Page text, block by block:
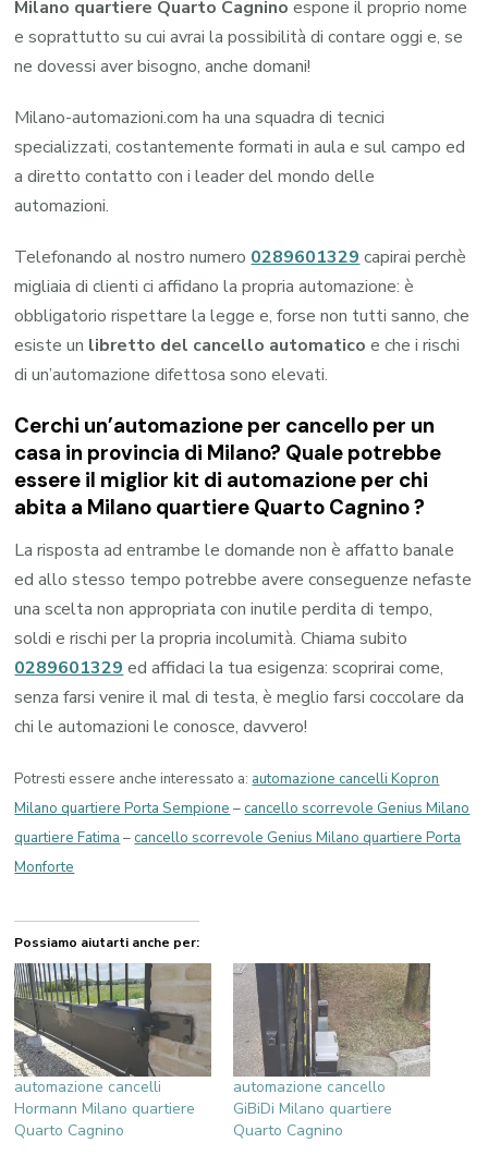
Milano quartiere Quarto Cagnino espone il proprio nome
e soprattutto su cui avrai la possibilità di contare oggi e, se
ne dovessi aver bisogno, anche domani!
Milano-automazioni.com ha una squadra di tecnici
specializzati, costantemente formati in aula e sul campo ed
a diretto contatto con i leader del mondo delle
automazioni.
Telefonando al nostro numero 0289601329 capirai perchè
migliaia di clienti ci affidano la propria automazione: è
obbligatorio rispettare la legge e, forse non tutti sanno, che
esiste un libretto del cancello automatico e che i rischi
di un’automazione difettosa sono elevati.
Cerchi un’automazione per cancello per un
casa in provincia di Milano? Quale potrebbe
essere il miglior kit di automazione per chi
abita a Milano quartiere Quarto Cagnino?
La risposta ad entrambe le domande non è affatto banale
ed allo stesso tempo potrebbe avere conseguenze nefaste
una scelta non appropriata con inutile perdita di tempo,
soldi e rischi per la propria incolumità. Chiama subito
0289601329 ed affidaci la tua esigenza: scoprirai come,
senza farsi venire il mal di testa, è meglio farsi coccolare da
chi le automazioni le conosce, davvero!
Potresti essere anche interessato a: automazione cancelli Kopron
Milano quartiere Porta Sempione –cancello scorrevole Genius Milano
quartiere Fatima –cancello scorrevole Genius Milano quartiere Porta
Monforte
Possiamo aiutarti anche per:
automazione cancelli
Hormann Milano quartiere
Quarto Cagnino
automazione cancello
GiBiDi Milano quartiere
Quarto Cagnino